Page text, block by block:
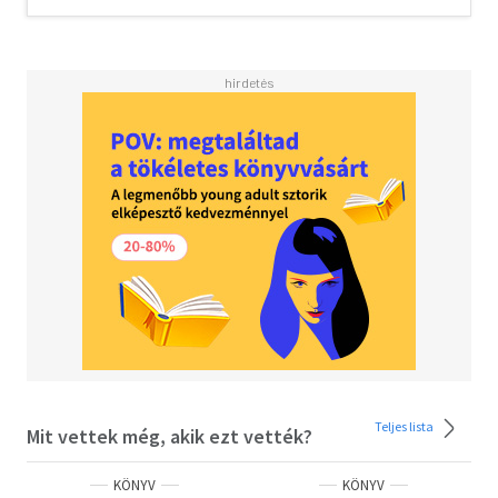
Megvilágít, és új dimenzióba helyez reakciókat, eddig meg
"Gitta Sereny fáradhatatlanul kutatta témáit: a tényeket
mindig fontosnak tartotta, de célja a motiváció feltárása
The Guardian
Gitta Sereny (1921–2012) magyar–osztrák származású
újságíró, író. Érdeklődése középpontjában a Harmadik
Birodalom és a problémás gyermeksorsok állnak. Fő
művei: a kiskorú gyermekgyilkosról szóló The Case of
Mary Bell (Mary Bell esete, 1972), a Hitler főépítészéről
írott Albert Speer küzdelme az igazsággal (1995) és az
német trauma, 1938–2001).
Mit vettek még, akik ezt vették? Teljes lista
KÖNYV KÖNYV